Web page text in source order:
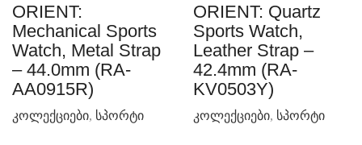
ORIENT:
Mechanical Sports
Watch, Metal Strap
– 44.0mm (RA-
AA0915R)
კოლექციები, სპორტი
ORIENT: Quartz
Sports Watch,
Leather Strap –
42.4mm (RA-
KV0503Y)
კოლექციები, სპორტი